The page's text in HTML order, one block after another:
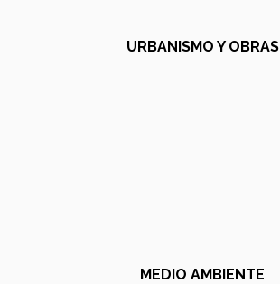
URBANISMO Y OBRAS
MEDIO AMBIENTE